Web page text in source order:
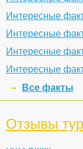
Интересные
Интересные
Интересные
Интересные
Все факты
Отзывы